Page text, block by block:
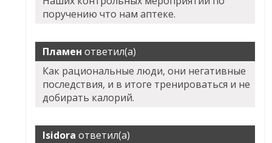
поручению что нам аптеке.
Пламен ответил(а)
Как рациональные люди, они негативные
последствия, и в итоге тренироваться и не
добирать калорий.
Isidora ответил(а)